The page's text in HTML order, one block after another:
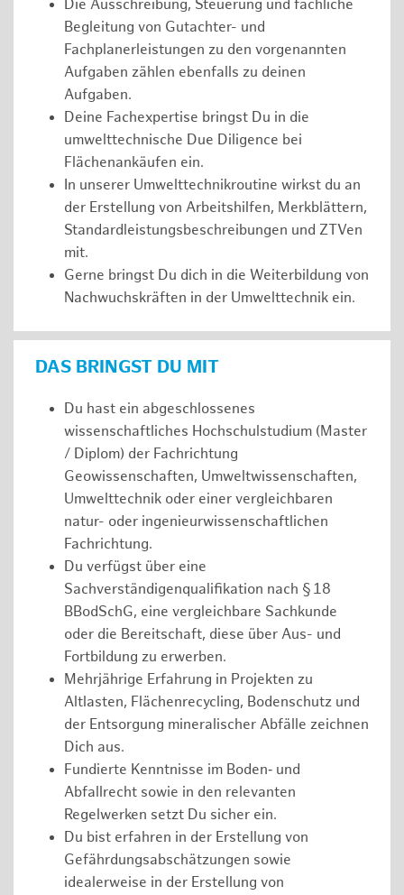
Die Ausschreibung, Steuerung und fachliche
Begleitung von Gutachter- und
Fachplanerleistungen zu den vorgenannten
Aufgaben zählen ebenfalls zu deinen
Aufgaben.
Deine Fachexpertise bringst Du in die
umwelttechnische Due Diligence bei
Flächenankäufen ein.
In unserer Umwelttechnikroutine wirkst du an
der Erstellung von Arbeitshilfen, Merkblättern,
Standardleistungsbeschreibungen und ZTVen
mit.
Gerne bringst Du dich in die Weiterbildung von
Nachwuchskräften in der Umwelttechnik ein.
DAS BRINGST DU MIT
Du hast ein abgeschlossenes
wissenschaftliches Hochschulstudium (Master
/ Diplom) der Fachrichtung
Geowissenschaften, Umweltwissenschaften,
Umwelttechnik oder einer vergleichbaren
natur- oder ingenieurwissenschaftlichen
Fachrichtung.
Du verfügst über eine
Sachverständigenqualifikation nach § 18
BBodSchG, eine vergleichbare Sachkunde
oder die Bereitschaft, diese über Aus- und
Fortbildung zu erwerben.
Mehrjährige Erfahrung in Projekten zu
Altlasten, Flächenrecycling, Bodenschutz und
der Entsorgung mineralischer Abfälle zeichnen
Dich aus.
Fundierte Kenntnisse im Boden‑ und
Abfallrecht sowie in den relevanten
Regelwerken setzt Du sicher ein.
Du bist erfahren in der Erstellung von
Gefährdungsabschätzungen sowie
idealerweise in der Erstellung von